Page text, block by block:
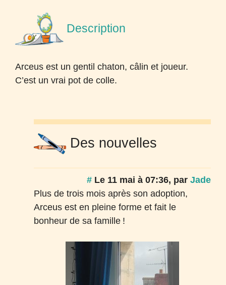
Description
Arceus est un gentil chaton, câlin et joueur.
C’est un vrai pot de colle.
Des nouvelles
# Le 11 mai à 07:36, par Jade
Plus de trois mois après son adoption,
Arceus est en pleine forme et fait le
bonheur de sa famille !